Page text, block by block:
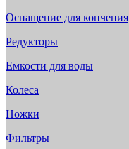
Оснащение для копчения
Редукторы
Емкости для воды
Колеса
Ножки
Фильтры